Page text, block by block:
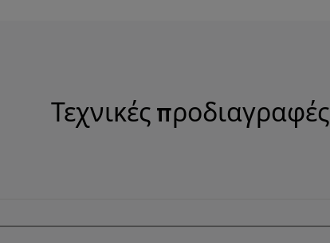
Τεχνικές προδιαγραφές